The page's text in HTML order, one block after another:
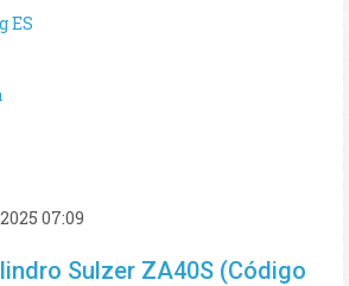
ES
07:09
Sulzer ZA40S (Código